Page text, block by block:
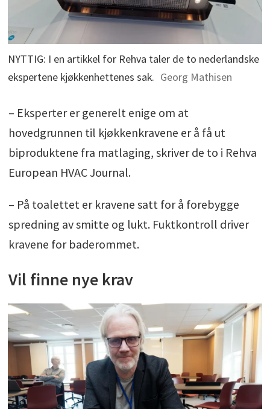
NYTTIG: I en artikkel for Rehva taler de to nederlandske
ekspertene kjøkkenhettenes sak. Georg Mathisen
– Eksperter er generelt enige om at
hovedgrunnen til kjøkkenkravene er å få ut
biproduktene fra matlaging, skriver de to i Rehva
European HVAC Journal.
– På toalettet er kravene satt for å forebygge
spredning av smitte og lukt. Fuktkontroll driver
kravene for baderommet.
Vil finne nye krav